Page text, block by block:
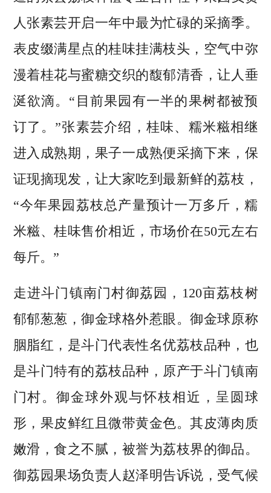
人张素芸开启一年中最为忙碌的采摘季。
表皮缀满星点的桂味挂满枝头，空气中弥
漫着桂花与蜜糖交织的馥郁清香，让人垂
涎欲滴。“目前果园有一半的果树都被预
订了。”张素芸介绍，桂味、糯米糍相继
进入成熟期，果子一成熟便采摘下来，保
证现摘现发，让大家吃到最新鲜的荔枝，
“今年果园荔枝总产量预计一万多斤，糯
米糍、桂味售价相近，市场价在50元左右
每斤。”
走进斗门镇南门村御荔园，120亩荔枝树
郁郁葱葱，御金球格外惹眼。御金球原称
胭脂红，是斗门代表性名优荔枝品种，也
是斗门特有的荔枝品种，原产于斗门镇南
门村。御金球外观与怀枝相近，呈圆球
形，果皮鲜红且微带黄金色。其皮薄肉质
嫩滑，食之不腻，被誉为荔枝界的御品。
御荔园果场负责人赵泽明告诉说，受气候